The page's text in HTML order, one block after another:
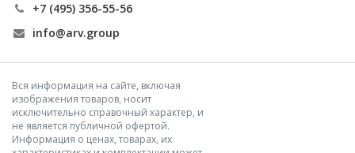
+7 (495) 356-55-56
info@arv.group
Вся информация на сайте, включая
изображения товаров, носит
исключительно справочный характер, и
не является публичной офертой.
Информация о ценах, товарах, их